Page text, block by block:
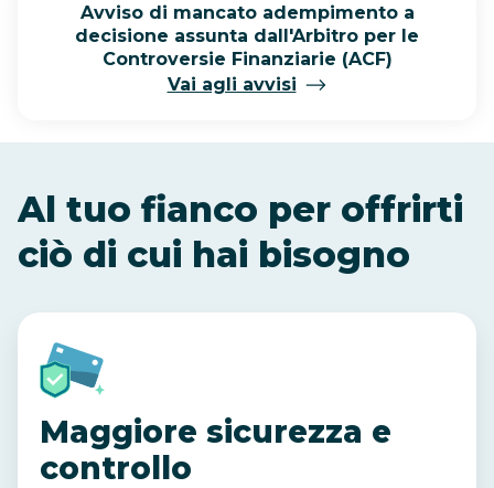
Avviso di mancato adempimento a
decisione assunta dall'Arbitro per le
Controversie Finanziarie (ACF)
Vai agli avvisi
Al tuo fianco per offrirti
ciò di cui hai bisogno
Maggiore sicurezza e
controllo